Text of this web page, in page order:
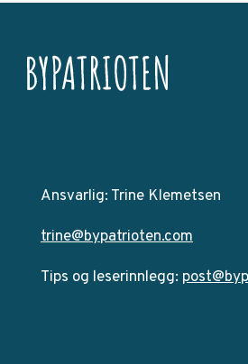
Ansvarlig: Trine Klemetsen
trine@bypatrioten.com
Tips og leserinnlegg: